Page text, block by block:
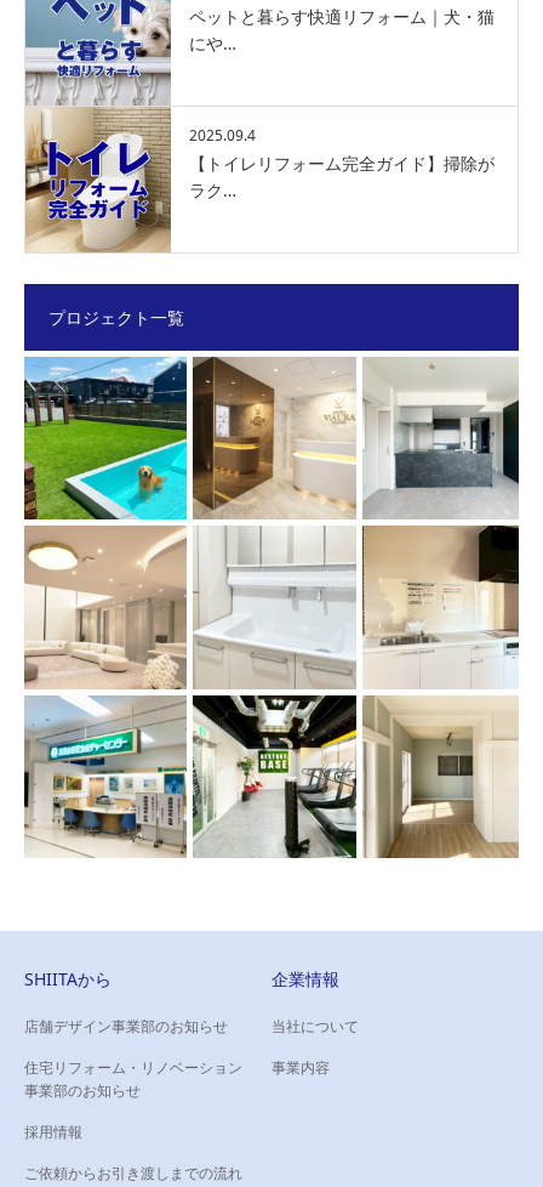
ペットと暮らす快適リフォーム｜犬・猫
にや…
2025.09.4
【トイレリフォーム完全ガイド】掃除が
ラク…
プロジェクト一覧
SHIITAから
店舗デザイン事業部のお知らせ
住宅リフォーム・リノベーション
事業部のお知らせ
採用情報
ご依頼からお引き渡しまでの流れ
企業情報
当社について
事業内容